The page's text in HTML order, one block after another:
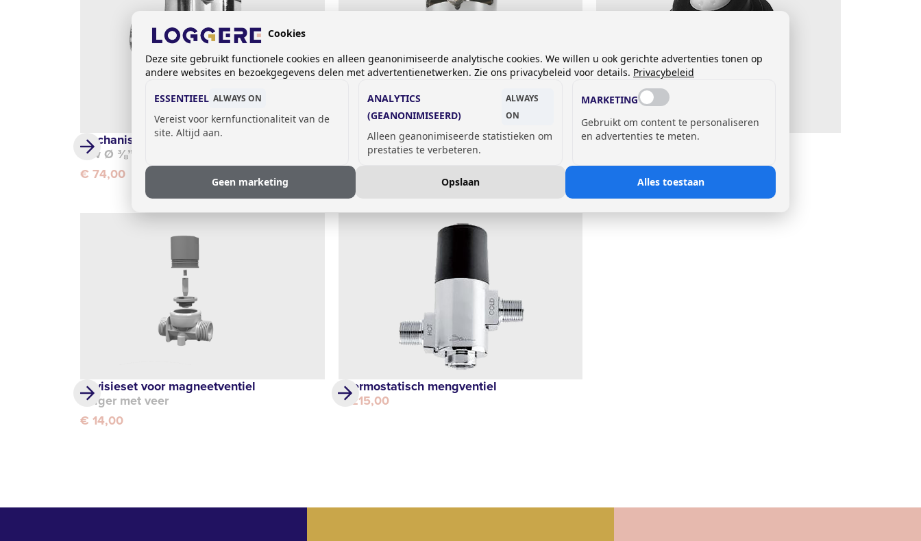
Mechanisch mengventiel
k/w Ø ⅜”, uitgang ½”
€ 74,00
Mechanisch mengventiel
k/w Ø ⅜”, uitgang ⅜”
€ 74,00
Revisieset voor magneetventiel
Revisieset voor magneetventiel
Zuiger met veer
€ 14,00
Thermostatisch mengventiel
€ 215,00
Cookies
Deze site gebruikt functionele cookies en alleen geanonimiseerde analytische cookies. We willen u ook gerichte advertenties tonen op
andere websites en bezoekgegevens delen met advertentienetwerken. Zie ons privacybeleid voor details. Privacybeleid
ESSENTIEEL ALWAYS ON
Vereist voor kernfunctionaliteit van de
site. Altijd aan.
ANALYTICS
(GEANONIMISEERD)
ALWAYS
ON
Alleen geanonimiseerde statistieken om
prestaties te verbeteren.
MARKETING
Gebruikt om content te personaliseren
en advertenties te meten.
Geen marketing Opslaan Alles toestaan